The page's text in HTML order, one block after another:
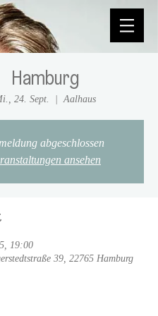
Hamburg
24. Sept.
  |
Aalhaus
abgeschlossen
ansehen
19:00
39, 22765 Hamburg